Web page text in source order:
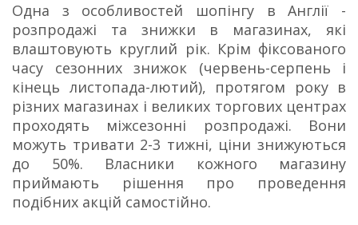
Одна з особливостей шопінгу в Англії -
розпродажі та знижки в магазинах, які
влаштовують круглий рік. Крім фіксованого
часу сезонних знижок (червень-серпень і
кінець листопада-лютий), протягом року в
різних магазинах і великих торгових центрах
проходять міжсезонні розпродажі. Вони
можуть тривати 2-3 тижні, ціни знижуються
до 50%. Власники кожного магазину
приймають рішення про проведення
подібних акцій самостійно.